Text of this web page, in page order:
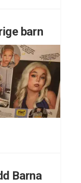
barn
Barna